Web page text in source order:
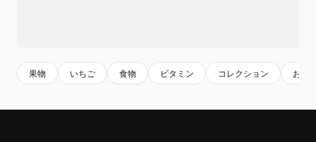
果物 いちご 食物 ビタミン コレクション おい